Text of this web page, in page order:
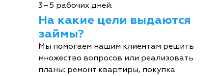
3–5 рабочих дней.
На какие цели выдаются
займы?
Мы помогаем нашим клиентам решить
множество вопросов или реализовать
планы: ремонт квартиры, покупка